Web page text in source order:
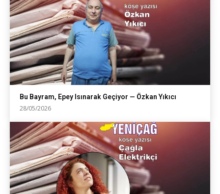
Bu Bayram, Epey Isınarak Geçiyor — Özkan Yıkıcı
28/05/2026